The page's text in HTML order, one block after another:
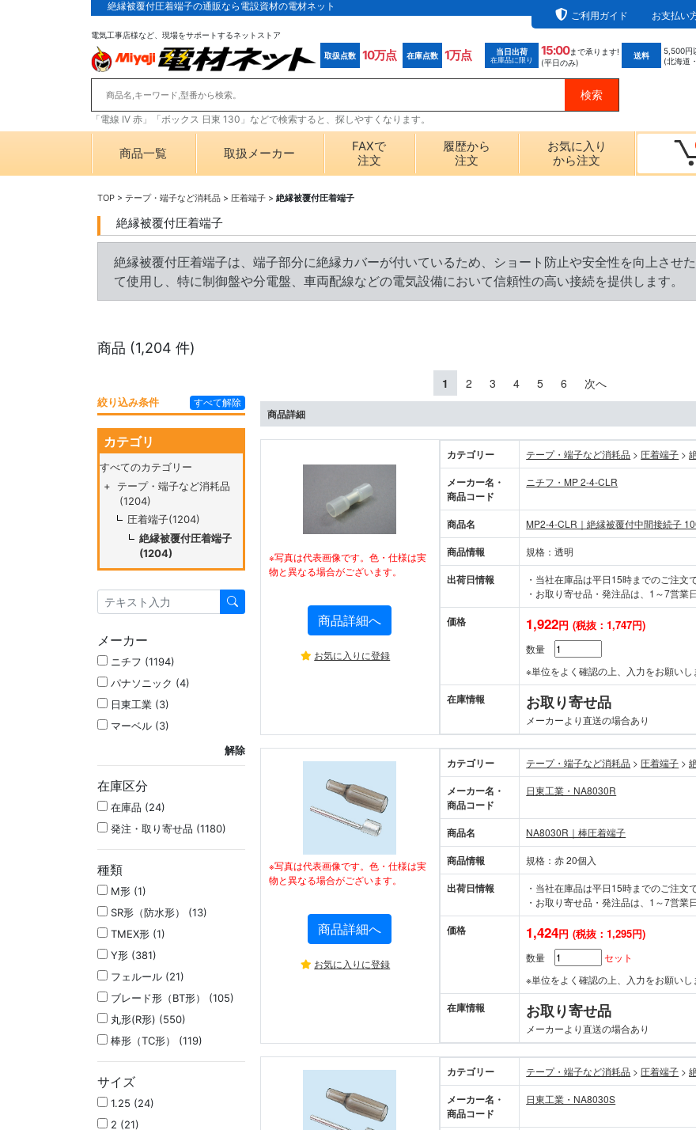
絶縁被覆付圧着端子の通販なら電設資材の電材ネット
ご利用ガイド
お支払い
電気工事店様など、現場をサポートするネットストア
取扱点数 10万点 在庫点数 1万点 当日出荷
在庫品に限り
15:00まで承ります!
(平日のみ)
送料 5,500円
(北海道
「電線 IV 赤」「ボックス 日東 130」などで検索すると、探しやすくなります。
商品一覧 取扱メーカー
FAXで
注文
履歴から
注文
お気に入り
から注文
TOP > テープ・端子など消耗品 > 圧着端子 > 絶縁被覆付圧着端子
絶縁被覆付圧着端子
絶縁被覆付圧着端子は、端子部分に絶縁カバーが付いているため、ショート防止や安全性を向上させ
て使用し、特に制御盤や分電盤、車両配線などの電気設備において信頼性の高い接続を提供します。
商品 (1,204 件)
1 2 3 4 5 6 次へ
商品詳細
※写真は代表画像です。色・仕様は実
物と異なる場合がございます。
商品詳細へ
お気に入りに登録
カテゴリー テープ・端子など消耗品 > 圧着端子 >
メーカー名・
商品コード
ニチフ・MP 2-4-CLR
商品名 MP2-4-CLR｜絶縁被覆付中間接続子
商品情報 規格：透明
出荷日情報
・当社在庫品は平日15時までのご注文
・お取り寄せ品・発注品は、1～7営業
価格 1,922円 (税抜：1,747円)
数量
※単位をよく確認の上、入力をお願いし
在庫情報 お取り寄せ品
メーカーより直送の場合あり
※写真は代表画像です。色・仕様は実
物と異なる場合がございます。
商品詳細へ
お気に入りに登録
カテゴリー テープ・端子など消耗品 > 圧着端子 >
メーカー名・
商品コード
日東工業・NA8030R
商品名 NA8030R｜棒圧着端子
商品情報 規格：赤 20個入
出荷日情報
・当社在庫品は平日15時までのご注文
・お取り寄せ品・発注品は、1～7営業
価格 1,424円 (税抜：1,295円)
数量
セット
※単位をよく確認の上、入力をお願いし
在庫情報 お取り寄せ品
メーカーより直送の場合あり
カテゴリー テープ・端子など消耗品 > 圧着端子 >
メーカー名・
商品コード
日東工業・NA8030S
絞り込み条件 すべて解除
カテゴリ
すべてのカテゴリー
+
テープ・端子など消耗品
(1204)
圧着端子(1204)
絶縁被覆付圧着端子
(1204)
メーカー
ニチフ (1194)
パナソニック (4)
日東工業 (3)
マーベル (3)
解除
在庫区分
在庫品 (24)
発注・取り寄せ品 (1180)
種類
M形 (1)
SR形（防水形） (13)
TMEX形 (1)
Y形 (381)
フェルール (21)
ブレード形（BT形） (105)
丸形(R形) (550)
棒形（TC形） (119)
サイズ
1.25 (24)
2 (21)